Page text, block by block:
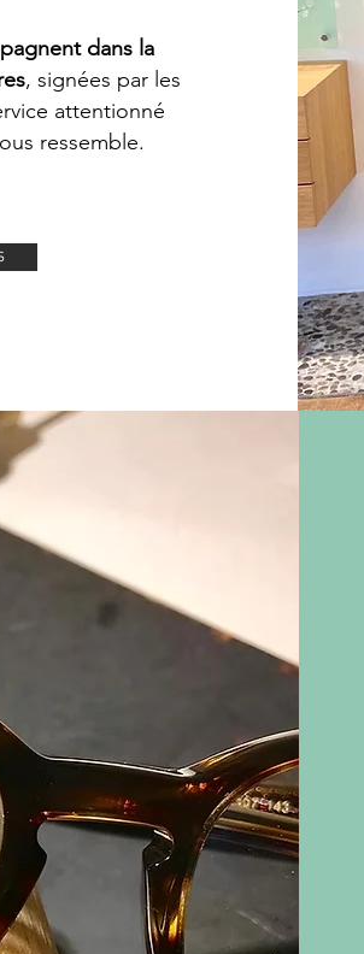
dans la
, signées par les
attentionné
ressemble.